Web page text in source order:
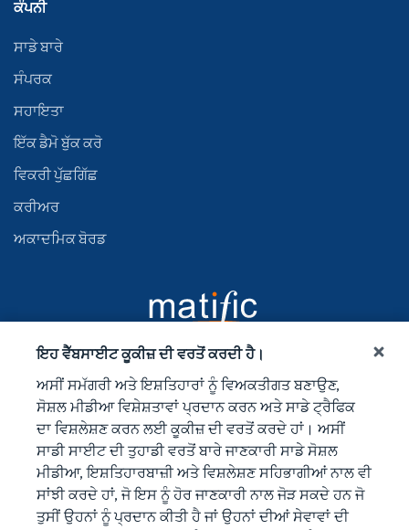
ਇਹ ਵੈੱਬਸਾਈਟ ਕੂਕੀਜ਼ ਦੀ ਵਰਤੋਂ ਕਰਦੀ ਹੈ।
ਅਸੀਂ ਸਮੱਗਰੀ ਅਤੇ ਇਸ਼ਤਿਹਾਰਾਂ ਨੂੰ ਵਿਅਕਤੀਗਤ ਬਣਾਉਣ,
ਸੋਸ਼ਲ ਮੀਡੀਆ ਵਿਸ਼ੇਸ਼ਤਾਵਾਂ ਪ੍ਰਦਾਨ ਕਰਨ ਅਤੇ ਸਾਡੇ ਟ੍ਰੈਫਿਕ
ਦਾ ਵਿਸ਼ਲੇਸ਼ਣ ਕਰਨ ਲਈ ਕੂਕੀਜ਼ ਦੀ ਵਰਤੋਂ ਕਰਦੇ ਹਾਂ। ਅਸੀਂ
ਸਾਡੀ ਸਾਈਟ ਦੀ ਤੁਹਾਡੀ ਵਰਤੋਂ ਬਾਰੇ ਜਾਣਕਾਰੀ ਸਾਡੇ ਸੋਸ਼ਲ
ਮੀਡੀਆ, ਇਸ਼ਤਿਹਾਰਬਾਜ਼ੀ ਅਤੇ ਵਿਸ਼ਲੇਸ਼ਣ ਸਹਿਭਾਗੀਆਂ ਨਾਲ ਵੀ
ਸਾਂਝੀ ਕਰਦੇ ਹਾਂ, ਜੋ ਇਸ ਨੂੰ ਹੋਰ ਜਾਣਕਾਰੀ ਨਾਲ ਜੋੜ ਸਕਦੇ ਹਨ ਜੋ
ਤੁਸੀਂ ਉਹਨਾਂ ਨੂੰ ਪ੍ਰਦਾਨ ਕੀਤੀ ਹੈ ਜਾਂ ਉਹਨਾਂ ਦੀਆਂ ਸੇਵਾਵਾਂ ਦੀ
ਕੰਪਨੀ
ਸਾਡੇ ਬਾਰੇ
ਸੰਪਰਕ
ਸਹਾਇਤਾ
ਇੱਕ ਡੈਮੋ ਬੁੱਕ ਕਰੋ
ਵਿਕਰੀ ਪੁੱਛਗਿੱਛ
ਕਰੀਅਰ
ਅਕਾਦਮਿਕ ਬੋਰਡ